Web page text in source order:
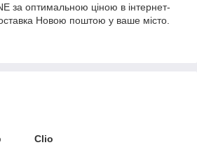
за оптимальною ціною в інтернет-
Новою поштою у ваше місто.
Clio